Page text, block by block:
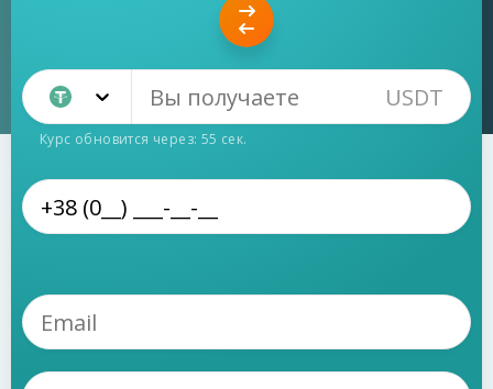
Tether TRC20 (USDT) USDT
Курс обновится через: 54 сек.